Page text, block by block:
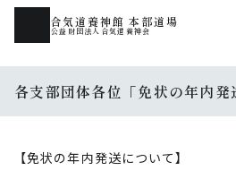
合気道養神館 本部道場
公益財団法人合気道養神会
各支部団体各位「免状の年内発
【免状の年内発送について】